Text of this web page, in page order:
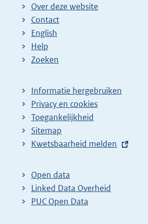
Over deze website
Contact
English
Help
Zoeken
Informatie hergebruiken
Privacy en cookies
Toegankelijkheid
Sitemap
E
t
e
r
Kwetsbaarheid melden
Open data
Linked Data Overheid
PUC Open Data